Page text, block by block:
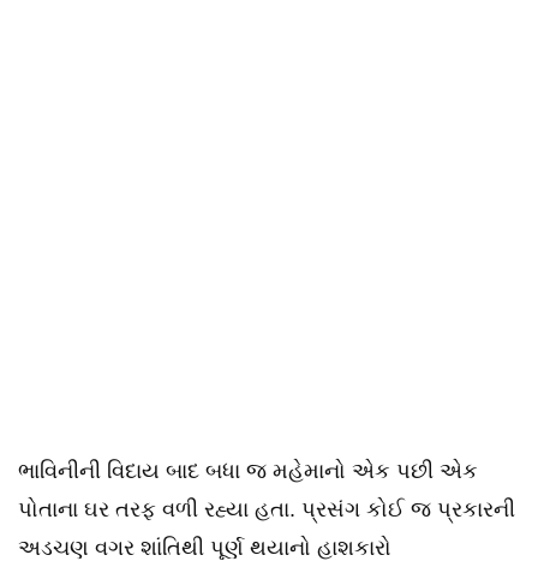
ભાવિનીની વિદાય બાદ બધા જ મહેમાનો એક પછી એક
પોતાના ઘર તરફ વળી રહ્યા હતા. પ્રસંગ કોઈ જ પ્રકારની
અડચણ વગર શાંતિથી પૂર્ણ થયાનો હાશકારો